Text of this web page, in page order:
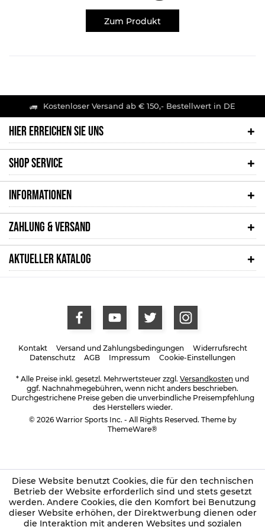
Zum Produkt
Kostenloser Versand ab € 150,- Bestellwert in DE
HIER ERREICHEN SIE UNS
SHOP SERVICE
INFORMATIONEN
ZAHLUNG & VERSAND
AKTUELLER KATALOG
Kontakt Versand und Zahlungsbedingungen
Widerrufsrecht
Datenschutz
AGB Impressum Cookie-Einstellungen
* Alle Preise inkl. gesetzl. Mehrwertsteuer zzgl. Versandkosten und
ggf. Nachnahmegebühren, wenn nicht anders beschrieben.
Durchgestrichene Preise geben die unverbindliche Preisempfehlung
des Herstellers wieder.
© 2026 Warrior Sports Inc. - All Rights Reserved. Theme by
ThemeWare®
Diese Website benutzt Cookies, die für den technischen
Betrieb der Website erforderlich sind und stets gesetzt
werden. Andere Cookies, die den Komfort bei Benutzung
dieser Website erhöhen, der Direktwerbung dienen oder
die Interaktion mit anderen Websites und sozialen